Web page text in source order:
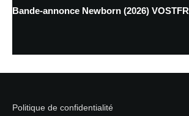
Bande-annonce Newborn (2026) VOSTFR
Politique de confidentialité